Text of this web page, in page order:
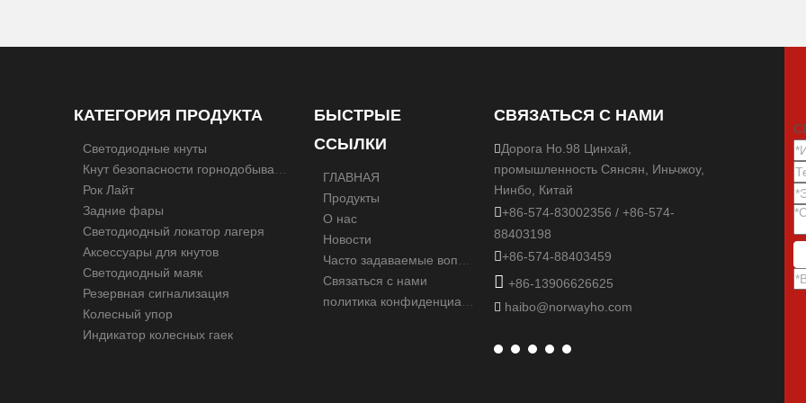
КАТЕГОРИЯ ПРОДУКТА
Светодиодные кнуты
Рок Лайт
Задние фары
Светодиодный локатор лагеря
Аксессуары для кнутов
Светодиодный маяк
Резервная сигнализация
Колесный упор
Индикатор колесных гаек
БЫСТРЫЕ
ССЫЛКИ
ГЛАВНАЯ
Продукты
О нас
Новости
Связаться с нами
СВЯЗАТЬСЯ С НАМИ
 Дорога Но.98 Цинхай,
промышленность Сянсян, Иньчжоу,
Нинбо, Китай
+86-574-83002356 / +86-574-
88403198
+86-574-88403459
 +86-13906626625
 haibo@norwayho.com